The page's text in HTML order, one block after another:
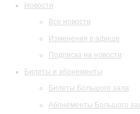
Новости
Все новости
Изменения в афише
Подписка на новости
Билеты и абонементы
Билеты Большого зала
Абонементы Большого